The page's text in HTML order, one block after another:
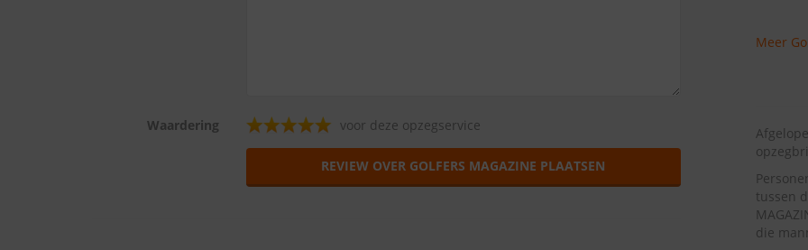
Waardering voor deze opzegservice
REVIEW OVER GOLFERS MAGAZINE PLAATSEN
Meer
tussen
die